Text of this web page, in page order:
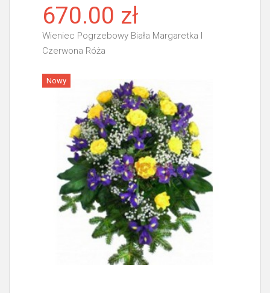
670.00 zł
Wieniec Pogrzebowy Biała Margaretka I
Czerwona Róża
Więcej
Nowy